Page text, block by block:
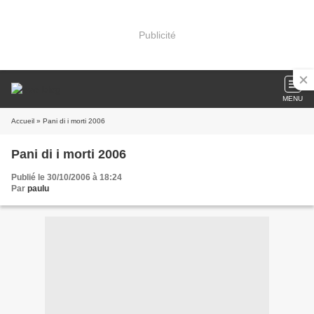
Publicité
MENU
Accueil » Pani di i morti 2006
Pani di i morti 2006
Publié le 30/10/2006 à 18:24
Par paulu